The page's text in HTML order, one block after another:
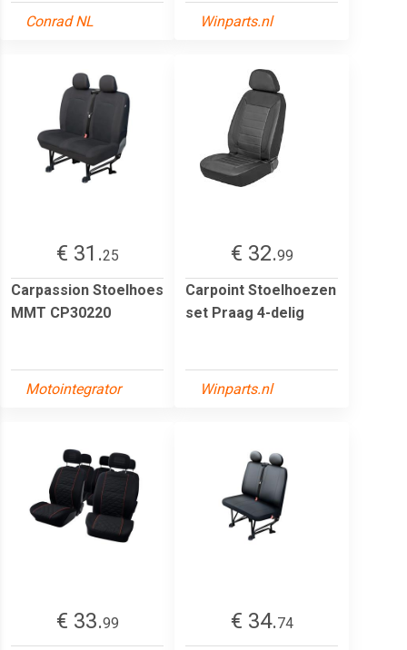
Conrad NL
Winparts.nl
€ 31.25
Carpassion Stoelhoes
MMT CP30220
Motointegrator
€ 32.99
Carpoint Stoelhoezen
set Praag 4-delig
Winparts.nl
€ 33.99
€ 34.74